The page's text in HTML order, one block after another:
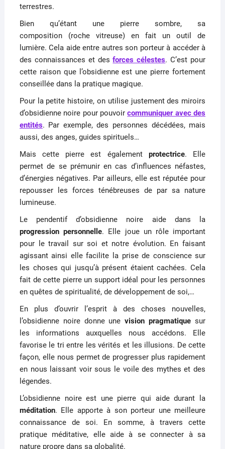
terrestres.
Bien qu’étant une pierre sombre, sa
composition (roche vitreuse)en fait un outil de
lumière. Cela aide entre autres son porteur à accéder à
des connaissances et desforces célestes. C’est pour
cette raison que l’obsidienne est une pierre fortement
conseillée dans la pratique magique.
Pour la petite histoire, on utilise justement des miroirs
d’obsidienne noire pour pouvoircommuniquer avec des
entités. Par exemple, des personnes décédées, mais
aussi, des anges, guides spirituels…
Mais cette pierre est également protectrice. Elle
permet de se prémunir en cas d’influences néfastes,
d’énergies négatives. Par ailleurs, elle est réputée pour
repousser les forces ténébreuses de par sa nature
lumineuse.
Le pendentif d’obsidienne noire aide dans la
progression personnelle. Elle joue un rôle important
pour le travail sur soi et notre évolution. En faisant
agissant ainsi elle facilite la prise de conscience sur
les choses qui jusqu’à présent étaient cachées. Cela
fait de cette pierre un support idéal pour les personnes
en quêtes de spiritualité, de développement de soi,…
En plus d’ouvrir l’esprit à des choses nouvelles,
l’obsidienne noire donne une vision pragmatique sur
les informations auxquelles nous accédons. Elle
favorise le tri entre les vérités et les illusions. De cette
façon, elle nous permet de progresser plus rapidement
en nous laissant voir sous le voile des mythes et des
légendes.
L’obsidienne noire est une pierre qui aide durant la
méditation. Elle apporte à son porteur une meilleure
connaissance de soi. En somme, à travers cette
pratique méditative, elle aide à se connecter à sa
nature propre dans sa globalité.